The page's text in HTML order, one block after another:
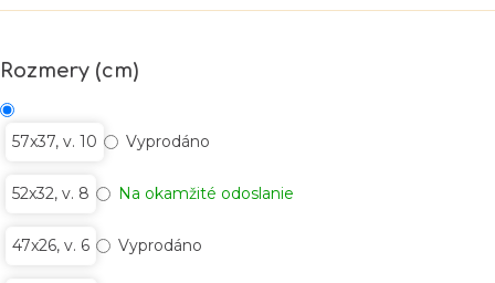
Rozmery (cm)
57x37, v. 10 Vyprodáno
52x32, v. 8 Na okamžité odoslanie
47x26, v. 6 Vyprodáno